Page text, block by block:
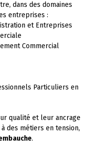
dans des domaines
entreprises :
et Entreprises
Commercial
Particuliers en
qualité et leur ancrage
des métiers en tension,
.